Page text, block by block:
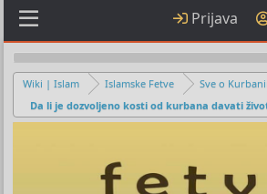
Prijava
Wiki | Islam Islamske Fetve
Sve o
Da li je dozvoljeno kosti od kurbana davati